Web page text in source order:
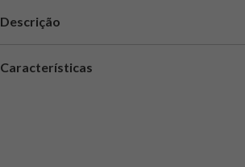
Descrição
Características